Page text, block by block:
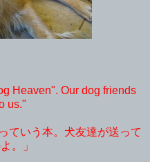
Heaven". Our dog friends
us."
ていう本。犬友達が送って
。」